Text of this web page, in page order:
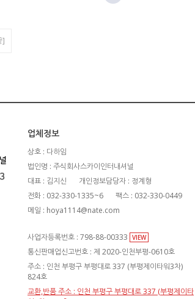
]
업체정보
상호 : 다하임
법인명 : 주식회사스카이인터내셔널
대표 : 김지신
개인정보담당자 : 정계형
전화 : 032-330-1335~6
팩스 : 032-330-0449
메일 : hoya1114@nate.com
사업자등록번호 : 798-88-00333 VIEW
통신판매업신고번호 : 제 2020-인천부평-0610호
주소 : 인천 부평구 부평대로 337 (부평제이타워3차)
824호
교환,반품 주소 : 인천 부평구 부평대로 337 (부평제이타